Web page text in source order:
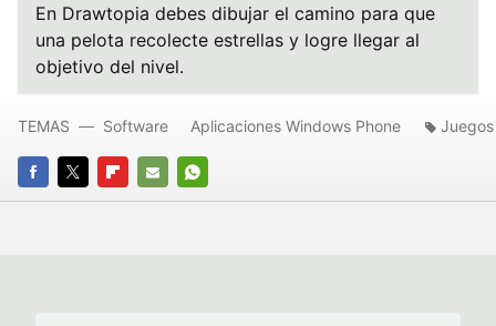
En Drawtopia debes dibujar el camino para que
una pelota recolecte estrellas y logre llegar al
objetivo del nivel.
FACEBOOK
TWITTERFLIPBOARD
E-
WHATSAPP
TEMAS Software Aplicaciones Windows Phone Juegos